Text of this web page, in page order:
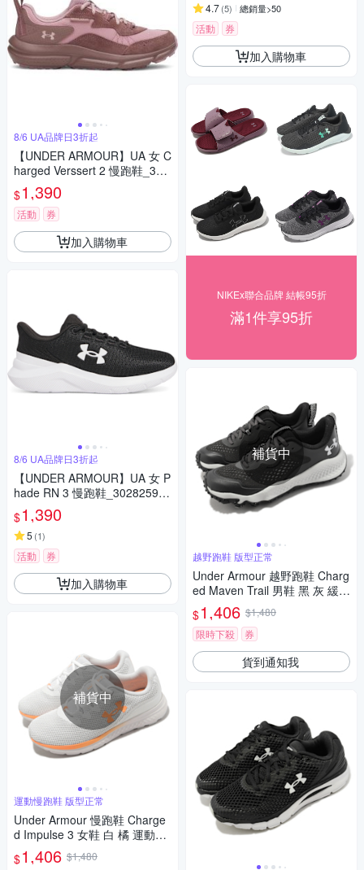
8/6 UA品牌日3折起
【UNDER ARMOUR】UA 女 C
harged Verssert 2 慢跑鞋_302
7180-673
$1,390
活動 券
加入購物車
8/6 UA品牌日3折起
【UNDER ARMOUR】UA 女 P
hade RN 3 慢跑鞋_3028259-0
01
$1,390
5 (1)
活動 券
加入購物車
補貨中
運動慢跑鞋 版型正常
Under Armour 慢跑鞋 Charge
d Impulse 3 女鞋 白 橘 運動鞋
緩震 路跑 UA 3025427100
$1,406 $1,480
4.7(5) 總銷量>50
活動 券
加入購物車
NIKEx聯合品牌 結帳95折
滿1件享95折
補貨中
越野跑鞋 版型正常
Under Armour 越野跑鞋 Charg
ed Maven Trail 男鞋 黑 灰 緩震
運動鞋 UA 3026143101
$1,406 $1,480
限時下殺
券
貨到通知我